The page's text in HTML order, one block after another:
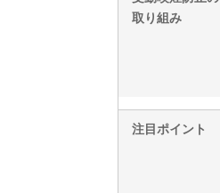
取り組み
注目ポイント